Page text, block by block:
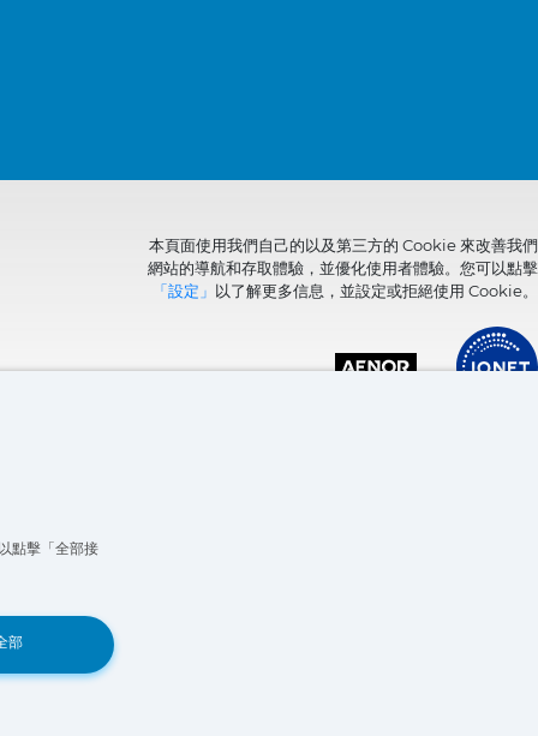
本頁面使用我們自己的以及第三方的 Cookie 來改善我們
網站的導航和存取體驗，並優化使用者體驗。您可以點擊
「設定」 以了解更多信息，並設定或拒絕使用 Cookie。
點擊「全部接
部